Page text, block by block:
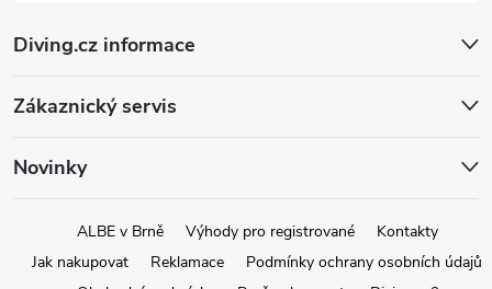
Diving.cz informace
Zákaznický servis
Novinky
ALBE v Brně Výhody pro registrované
Kontakty
Jak nakupovat
Reklamace
Podmínky ochrany osobních údajů